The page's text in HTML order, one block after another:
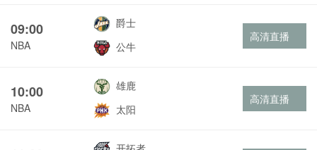
09:00
NBA
爵士
公牛
高清直播
10:00
NBA
雄鹿
太阳
高清直播